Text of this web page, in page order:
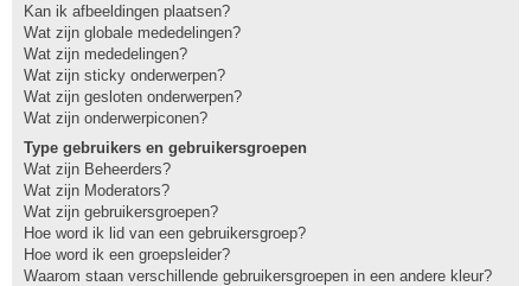
Kan ik afbeeldingen plaatsen?
Wat zijn globale mededelingen?
Wat zijn mededelingen?
Wat zijn sticky onderwerpen?
Wat zijn gesloten onderwerpen?
Wat zijn onderwerpiconen?
Type gebruikers en gebruikersgroepen
Wat zijn Beheerders?
Wat zijn Moderators?
Wat zijn gebruikersgroepen?
Hoe word ik lid van een gebruikersgroep?
Hoe word ik een groepsleider?
Waarom staan verschillende gebruikersgroepen in een andere kleur?